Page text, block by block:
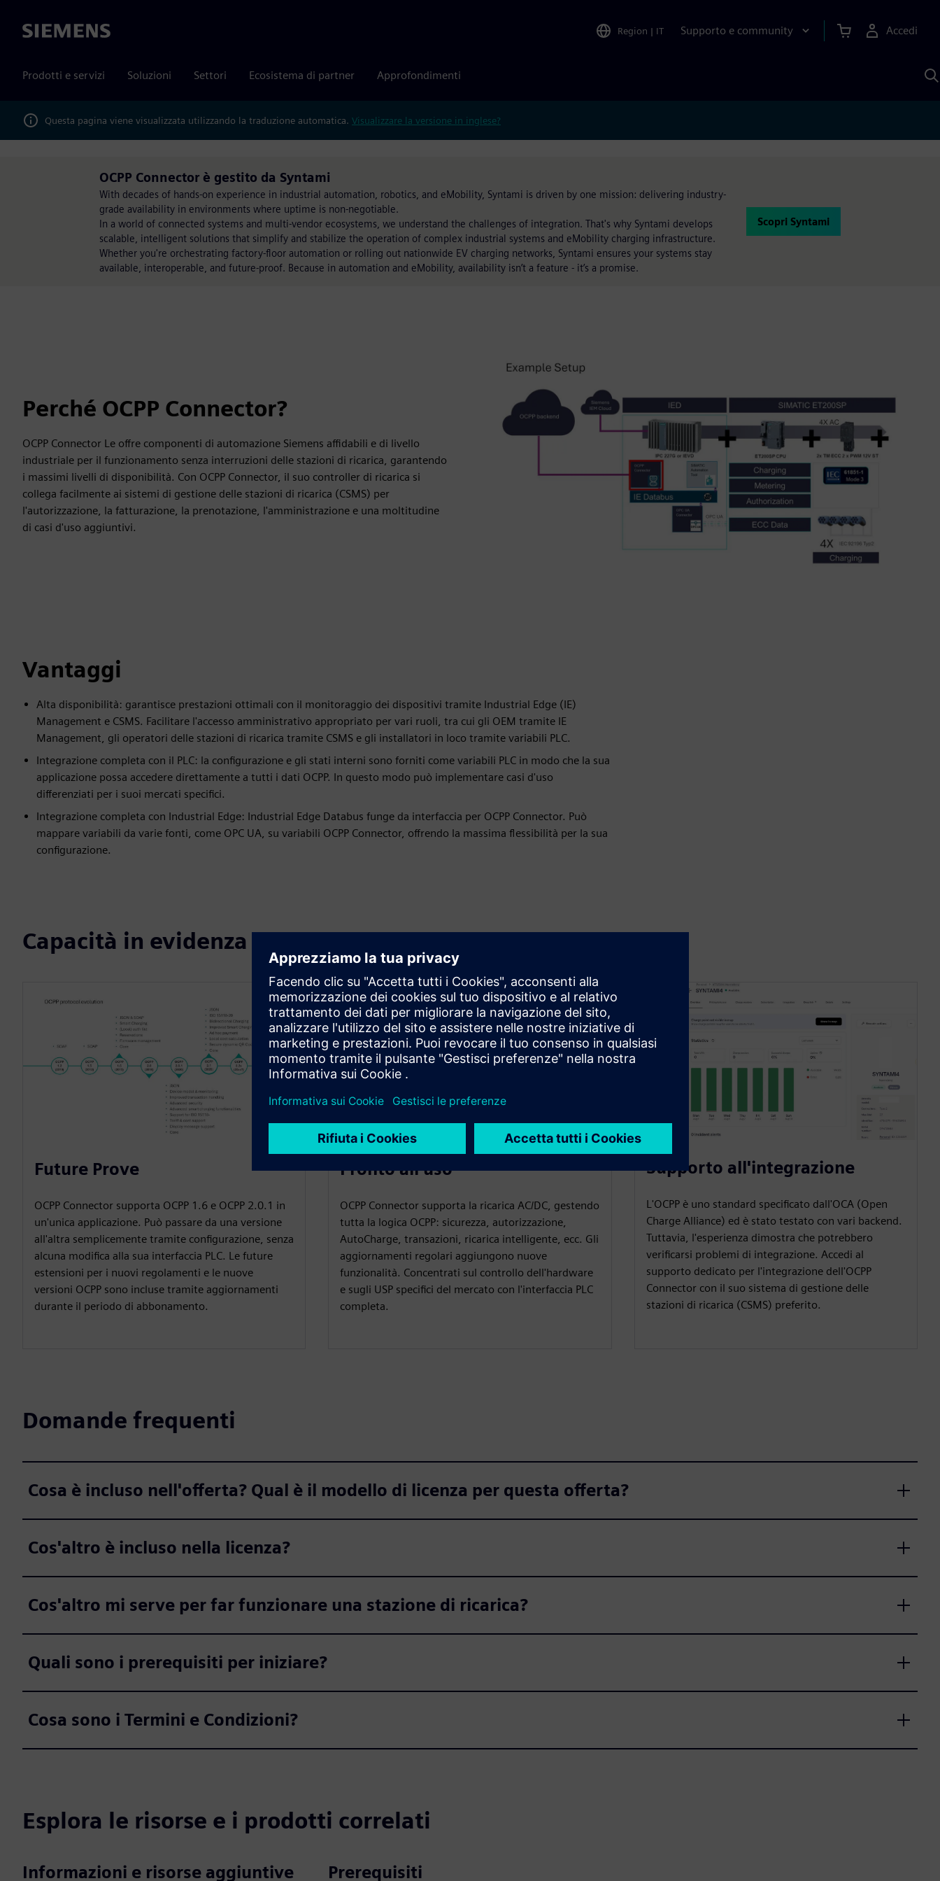
Siemens Region | IT Supporto e community Accedi
Prodotti e servizi Soluzioni Settori Ecosistema di partner Approfondimenti
Questa pagina viene visualizzata utilizzando la traduzione automatica. Visualizzare la versione in inglese?
OCPP Connector è gestito da Syntami
With decades of hands-on experience in industrial automation, robotics, and eMobility, Syntami is driven by one mission: delivering industry-
grade availability in environments where uptime is non-negotiable.
In a world of connected systems and multi-vendor ecosystems, we understand the challenges of integration. That's why Syntami develops
scalable, intelligent solutions that simplify and stabilize the operation of complex industrial systems and eMobility charging infrastructure.
Whether you're orchestrating factory-floor automation or rolling out nationwide EV charging networks, Syntami ensures your systems stay
available, interoperable, and future-proof. Because in automation and eMobility, availability isn’t a feature - it’s a promise.
Scopri Syntami
Perché OCPP Connector?
OCPP Connector Le offre componenti di automazione Siemens affidabili e di livello
industriale per il funzionamento senza interruzioni delle stazioni di ricarica, garantendo
i massimi livelli di disponibilità. Con OCPP Connector, il suo controller di ricarica si
collega facilmente ai sistemi di gestione delle stazioni di ricarica (CSMS) per
l'autorizzazione, la fatturazione, la prenotazione, l'amministrazione e una moltitudine
di casi d'uso aggiuntivi.
Vantaggi
Alta disponibilità: garantisce prestazioni ottimali con il monitoraggio dei dispositivi tramite Industrial Edge (IE)
Management e CSMS. Facilitare l'accesso amministrativo appropriato per vari ruoli, tra cui gli OEM tramite IE
Management, gli operatori delle stazioni di ricarica tramite CSMS e gli installatori in loco tramite variabili PLC.
Integrazione completa con il PLC: la configurazione e gli stati interni sono forniti come variabili PLC in modo che la sua
applicazione possa accedere direttamente a tutti i dati OCPP. In questo modo può implementare casi d'uso
differenziati per i suoi mercati specifici.
Integrazione completa con Industrial Edge: Industrial Edge Databus funge da interfaccia per OCPP Connector. Può
mappare variabili da varie fonti, come OPC UA, su variabili OCPP Connector, offrendo la massima flessibilità per la sua
configurazione.
Capacità in evidenza
Future Prove
OCPP Connector supporta OCPP 1.6 e OCPP 2.0.1 in
un'unica applicazione. Può passare da una versione
all'altra semplicemente tramite configurazione, senza
alcuna modifica alla sua interfaccia PLC. Le future
estensioni per i nuovi regolamenti e le nuove
versioni OCPP sono incluse tramite aggiornamenti
durante il periodo di abbonamento.
Pronto all'uso
OCPP Connector supporta la ricarica AC/DC, gestendo
tutta la logica OCPP: sicurezza, autorizzazione,
AutoCharge, transazioni, ricarica intelligente, ecc. Gli
aggiornamenti regolari aggiungono nuove
funzionalità. Concentrati sul controllo dell'hardware
e sugli USP specifici del mercato con l'interfaccia PLC
completa.
Supporto all'integrazione
L'OCPP è uno standard specificato dall'OCA (Open
Charge Alliance) ed è stato testato con vari backend.
Tuttavia, l'esperienza dimostra che potrebbero
verificarsi problemi di integrazione. Accedi al
supporto dedicato per l'integrazione dell'OCPP
Connector con il suo sistema di gestione delle
stazioni di ricarica (CSMS) preferito.
Domande frequenti
Cosa è incluso nell'offerta? Qual è il modello di licenza per questa offerta?
Cos'altro è incluso nella licenza?
Cos'altro mi serve per far funzionare una stazione di ricarica?
Quali sono i prerequisiti per iniziare?
Cosa sono i Termini e Condizioni?
Esplora le risorse e i prodotti correlati
Informazioni e risorse aggiuntive Prerequisiti